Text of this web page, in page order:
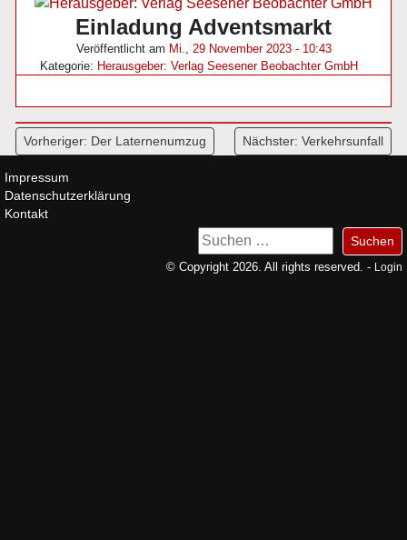
Einladung Adventsmarkt
Veröffentlicht am Mi., 29 November 2023 - 10:43
Kategorie: Herausgeber: Verlag Seesener Beobachter GmbH
Beitragsnavigation
Vorheriger: Der Laternenumzug Nächster: Verkehrsunfall
Impressum
Datenschutzerklärung
Kontakt
Suchen
nach:
© Copyright 2026. All rights reserved. - Login